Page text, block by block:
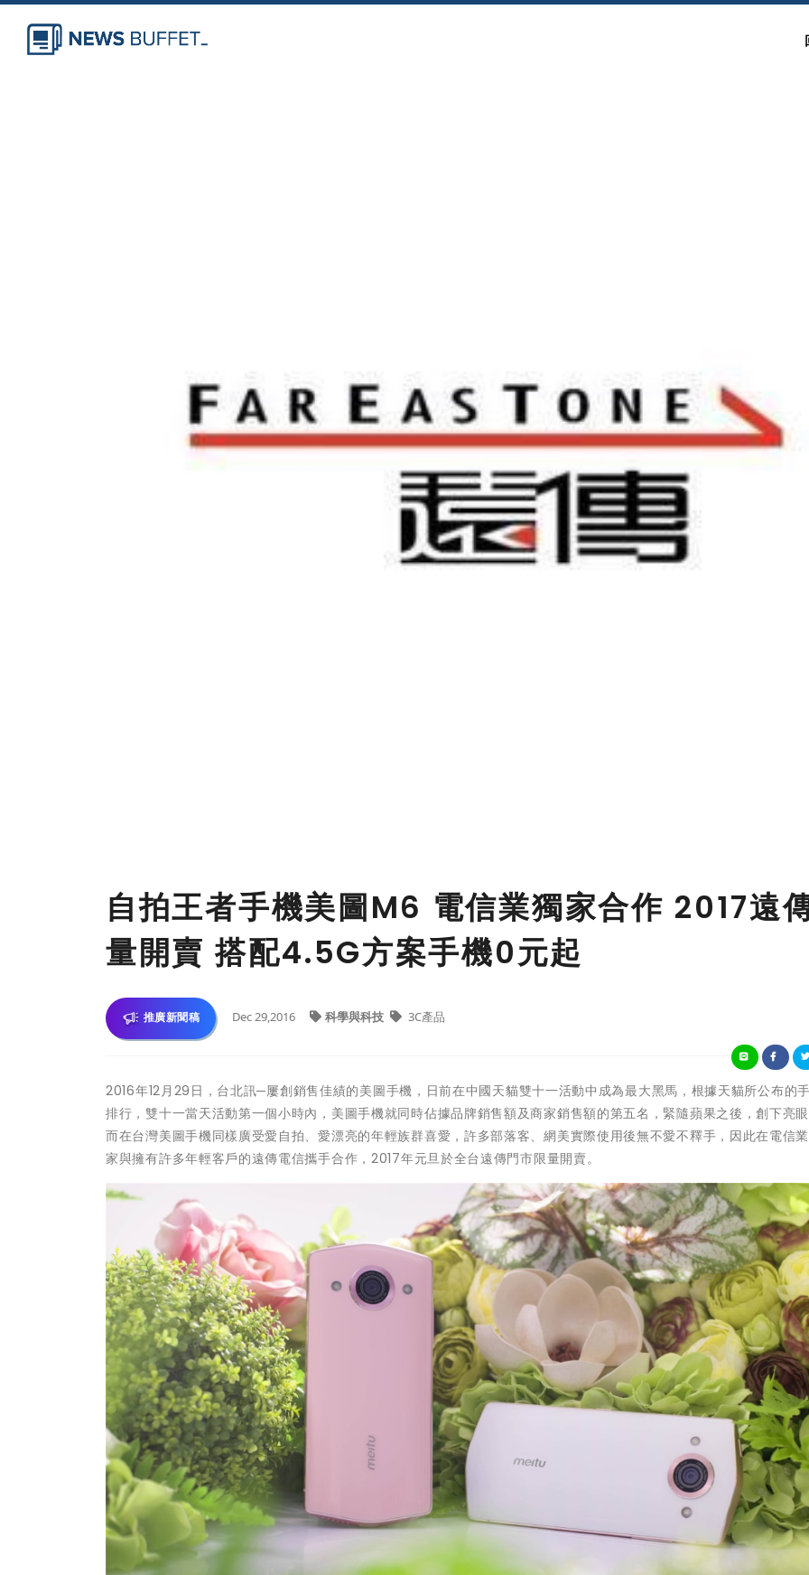
自拍王者手機美圖M6 電信業獨家合作 2017遠
量開賣 搭配4.5G方案手機0元起
推廣新聞稿 Dec 29,2016 科學與科技 3C產品
2016年12月29日，台北訊─屢創銷售佳績的美圖手機，日前在中國天貓雙十一活動中成為最大黑馬，根據天貓所公布的
排行，雙十一當天活動第一個小時內，美圖手機就同時佔據品牌銷售額及商家銷售額的第五名，緊隨蘋果之後，創下亮眼
而在台灣美圖手機同樣廣受愛自拍、愛漂亮的年輕族群喜愛，許多部落客、網美實際使用後無不愛不釋手，因此在電信
家與擁有許多年輕客戶的遠傳電信攜手合作，2017年元旦於全台遠傳門市限量開賣。